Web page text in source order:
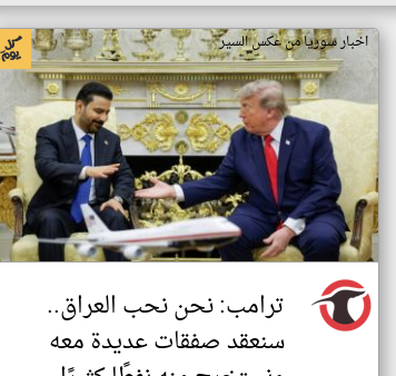
اخبار سوريا من عكس السير
ترامب: نحن نحب العراق..
سنعقد صفقات عديدة معه